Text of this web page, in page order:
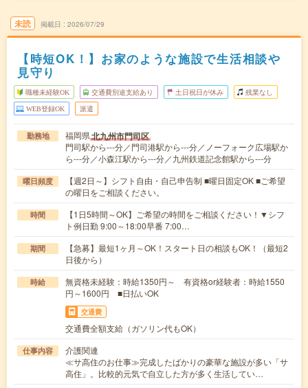
未読 掲載日 2026/07/29
【時短OK！】お家のような施設で生活相談や
見守り
職種未経験OK 交通費別途支給あり 土日祝日が休み 残業なし
WEB登録OK 派遣
勤務地 福岡県北九州市門司区
門司駅から---分／門司港駅から---分／ノーフォーク広場駅か
ら---分／小森江駅から---分／九州鉄道記念館駅から---分
曜日頻度
【週2日～】シフト自由・自己申告制 ■曜日固定OK ■ご希望
の曜日をご相談ください。
時間
【1日5時間～OK】ご希望の時間をご相談ください！▼シフ
ト例日勤 9:00～18:00早番 7:00…
期間
【急募】最短1ヶ月～OK！スタート日の相談もOK！（最短2
日後から）
時給
無資格未経験：時給1350円～ 有資格or経験者：時給1550
円～1600円 ■日払いOK
交通費
交通費全額支給（ガソリン代もOK）
仕事内容
介護関連
≪サ高住のお仕事≫完成したばかりの豪華な施設が多い「サ
高住」。比較的元気で自立した方が多く生活してい…